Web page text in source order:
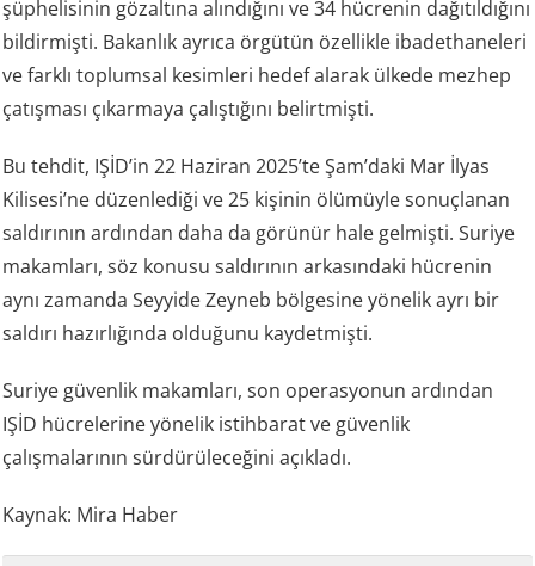
şüphelisinin gözaltına alındığını ve 34 hücrenin dağıtıldığını
bildirmişti. Bakanlık ayrıca örgütün özellikle ibadethaneleri
ve farklı toplumsal kesimleri hedef alarak ülkede mezhep
çatışması çıkarmaya çalıştığını belirtmişti.
Bu tehdit, IŞİD’in 22 Haziran 2025’te Şam’daki Mar İlyas
Kilisesi’ne düzenlediği ve 25 kişinin ölümüyle sonuçlanan
saldırının ardından daha da görünür hale gelmişti. Suriye
makamları, söz konusu saldırının arkasındaki hücrenin
aynı zamanda Seyyide Zeyneb bölgesine yönelik ayrı bir
saldırı hazırlığında olduğunu kaydetmişti.
Suriye güvenlik makamları, son operasyonun ardından
IŞİD hücrelerine yönelik istihbarat ve güvenlik
çalışmalarının sürdürüleceğini açıkladı.
Kaynak: Mira Haber